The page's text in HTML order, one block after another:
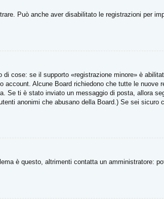
Può anche aver disabilitato le registrazioni per
cose: se il supporto «registrazione minore» è
Alcune Board richiedono che tutte le nuove
Se ti è stato inviato un messaggio di posta, allora
anonimi che abusano della Board.) Se sei sicuro
è questo, altrimenti contatta un amministratore: